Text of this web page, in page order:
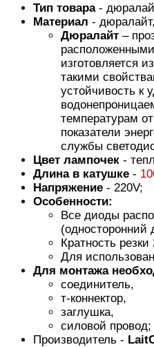
Тип товара-
Материал - дюралайт,
Дюралайт –
изготовляется
такими
устойчивость к
температурам
показатели
службы
Цвет лампочек -
Длина в катушке -
Напряжение - 220V;
Особенности:
Все диоды
(односторонний
Кратность
Для
Для монтажа
соединитель,
т-коннектор,
заглушка,
силовой провод;
Производитель -